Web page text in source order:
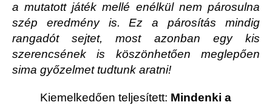
a mutatott játék mellé enélkül nem párosulna
szép eredmény is. Ez a párosítás mindig
rangadót sejtet, most azonban egy kis
szerencsének is köszönhetően meglepően
sima győzelmet tudtunk aratni!
Kiemelkedően teljesített: Mindenki a